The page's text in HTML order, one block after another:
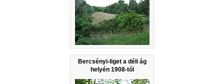
Bercsényi-liget a déli ág
helyén 1908-tól